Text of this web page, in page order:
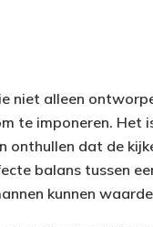
niet alleen
te imponeren. Het
onthullen dat de
balans tussen
kunnen